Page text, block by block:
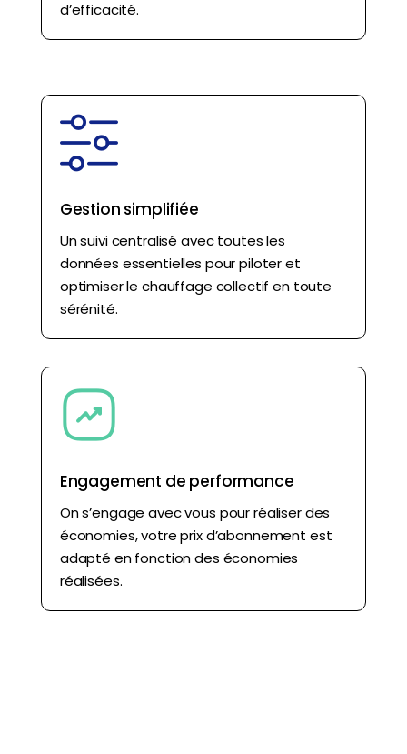
d’efficacité.
Gestion simplifiée
Un suivi centralisé avec toutes les
données essentielles pour piloter et
optimiser le chauffage collectif en toute
sérénité.
Engagement de performance
On s’engage avec vous pour réaliser des
économies, votre prix d’abonnement est
adapté en fonction des économies
réalisées.